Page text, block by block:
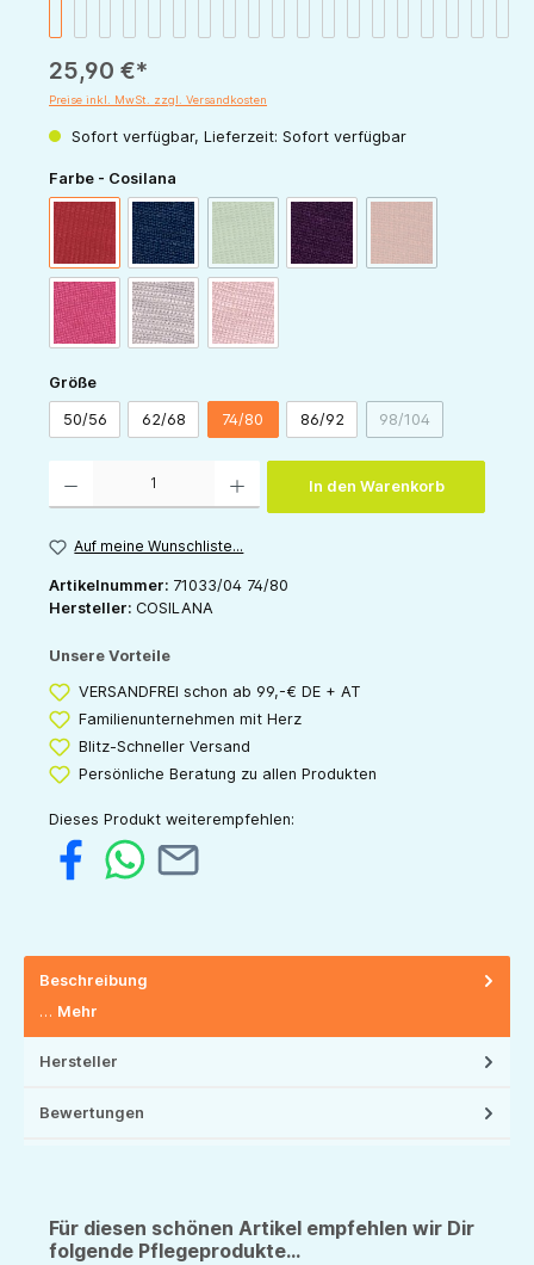
25,90 €*
Preise inkl. MwSt. zzgl. Versandkosten
Sofort verfügbar, Lieferzeit: Sofort verfügbar
Farbe - Cosilana
marine (Diese Option ist zurzeit nicht verfügbar.)
pflaume
pink grau rose
Größeauswählen
50/56 62/68 74/80 86/92 98/104(Diese Option ist
In den Warenkorb
Auf meine Wunschliste...
Artikelnummer: 71033/04 74/80
Hersteller: COSILANA
Unsere Vorteile
VERSANDFREI schon ab 99,-€ DE + AT
Familienunternehmen mit Herz
Blitz-Schneller Versand
Persönliche Beratung zu allen Produkten
Dieses Produkt weiterempfehlen:
Beschreibung
… Mehr
Hersteller
Bewertungen
Für diesen schönen Artikel empfehlen wir Dir
folgende Pflegeprodukte...